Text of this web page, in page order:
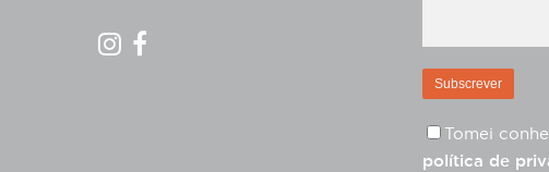
Tomei
política de